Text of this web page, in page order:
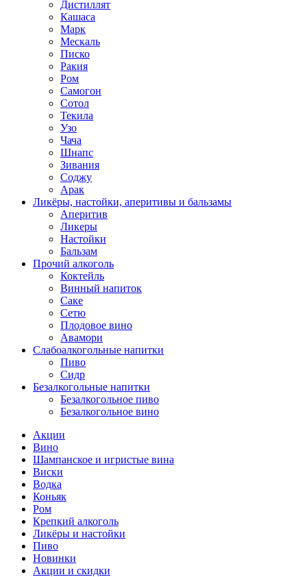
Дистиллят
Кашаса
Марк
Мескаль
Писко
Ракия
Ром
Самогон
Сотол
Текила
Узо
Чача
Шнапс
Зивания
Соджу
Арак
Ликёры, настойки, аперитивы и бальзамы
Аперитив
Ликеры
Настойки
Бальзам
Прочий алкоголь
Коктейль
Винный напиток
Саке
Сетю
Плодовое вино
Авамори
Слабоалкогольные напитки
Пиво
Сидр
Безалкогольные напитки
Безалкогольное пиво
Безалкогольное вино
Акции
Вино
Шампанское и игристые вина
Виски
Водка
Коньяк
Ром
Крепкий алкоголь
Ликёры и настойки
Пиво
Новинки
Акции и скидки